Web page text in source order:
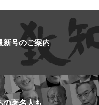
新号のご案内
の著名人も